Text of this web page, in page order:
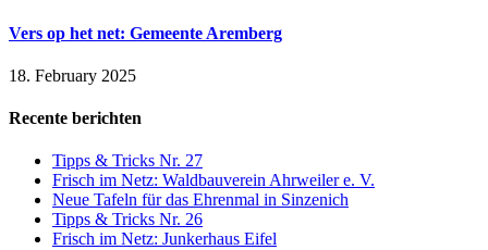
Vers op het net: Gemeente Aremberg
18. February 2025
Recente berichten
Tipps & Tricks Nr. 27
Frisch im Netz: Waldbauverein Ahrweiler e. V.
Neue Tafeln für das Ehrenmal in Sinzenich
Tipps & Tricks Nr. 26
Frisch im Netz: Junkerhaus Eifel